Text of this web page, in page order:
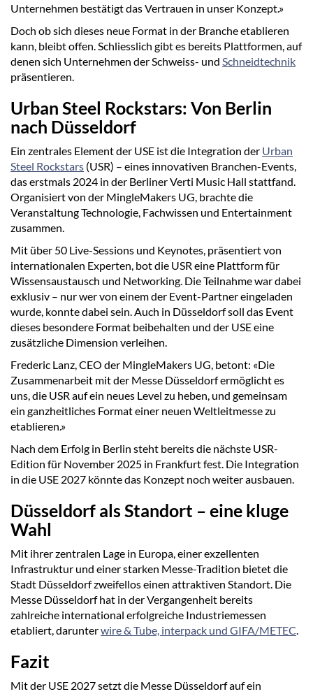
Unternehmen bestätigt das Vertrauen in unser Konzept.»
Doch ob sich dieses neue Format in der Branche etablieren
kann, bleibt offen. Schliesslich gibt es bereits Plattformen, auf
denen sich Unternehmen der Schweiss- und Schneidtechnik
präsentieren.
Urban Steel Rockstars: Von Berlin
nach Düsseldorf
Ein zentrales Element der USE ist die Integration der Urban
Steel Rockstars (USR) – eines innovativen Branchen-Events,
das erstmals 2024 in der Berliner Verti Music Hall stattfand.
Organisiert von der MingleMakers UG, brachte die
Veranstaltung Technologie, Fachwissen und Entertainment
zusammen.
Mit über 50 Live-Sessions und Keynotes, präsentiert von
internationalen Experten, bot die USR eine Plattform für
Wissensaustausch und Networking. Die Teilnahme war dabei
exklusiv – nur wer von einem der Event-Partner eingeladen
wurde, konnte dabei sein. Auch in Düsseldorf soll das Event
dieses besondere Format beibehalten und der USE eine
zusätzliche Dimension verleihen.
Frederic Lanz, CEO der MingleMakers UG, betont: «Die
Zusammenarbeit mit der Messe Düsseldorf ermöglicht es
uns, die USR auf ein neues Level zu heben, und gemeinsam
ein ganzheitliches Format einer neuen Weltleitmesse zu
etablieren.»
Nach dem Erfolg in Berlin steht bereits die nächste USR-
Edition für November 2025 in Frankfurt fest. Die Integration
in die USE 2027 könnte das Konzept noch weiter ausbauen.
Düsseldorf als Standort – eine kluge
Wahl
Mit ihrer zentralen Lage in Europa, einer exzellenten
Infrastruktur und einer starken Messe-Tradition bietet die
Stadt Düsseldorf zweifellos einen attraktiven Standort. Die
Messe Düsseldorf hat in der Vergangenheit bereits
zahlreiche international erfolgreiche Industriemessen
etabliert, darunterwire & Tube, interpack und GIFA/METEC.
Fazit
Mit der USE 2027 setzt die Messe Düsseldorf auf ein